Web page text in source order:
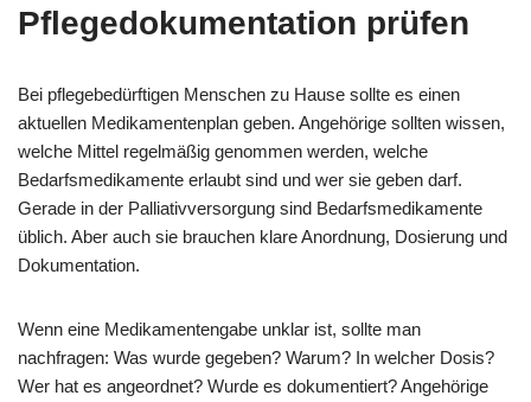
Pflegedokumentation prüfen
Bei pflegebedürftigen Menschen zu Hause sollte es einen
aktuellen Medikamentenplan geben. Angehörige sollten wissen,
welche Mittel regelmäßig genommen werden, welche
Bedarfsmedikamente erlaubt sind und wer sie geben darf.
Gerade in der Palliativversorgung sind Bedarfsmedikamente
üblich. Aber auch sie brauchen klare Anordnung, Dosierung und
Dokumentation.
Wenn eine Medikamentengabe unklar ist, sollte man
nachfragen: Was wurde gegeben? Warum? In welcher Dosis?
Wer hat es angeordnet? Wurde es dokumentiert? Angehörige